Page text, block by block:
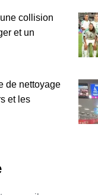
collision
et un
de nettoyage
et les